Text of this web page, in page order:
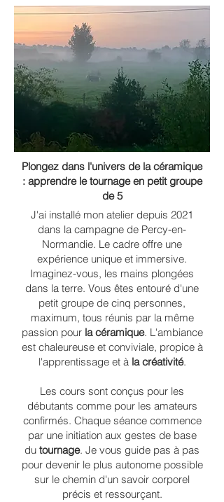
Plongez dans l'univers de la céramique
: apprendre le tournage en petit groupe
de 5
J'ai installé mon atelier depuis 2021
dans la campagne de Percy-en-
Normandie. Le cadre offre une
expérience unique et immersive.
Imaginez-vous, les mains plongées
dans la terre. Vous êtes entouré d'une
petit groupe de cinq personnes,
maximum, tous réunis par la même
passion pour la céramique. L'ambiance
est chaleureuse et conviviale, propice à
l'apprentissage et à la créativité.
Les cours​ sont conçus pour les
débutants comme pour les amateurs
confirmés. Chaque séance commence
par une initiation aux gestes de base
du tournage. Je vous guide pas à pas
pour devenir le plus autonome possible
sur le chemin d'un savoir corporel
précis et ressourçant.